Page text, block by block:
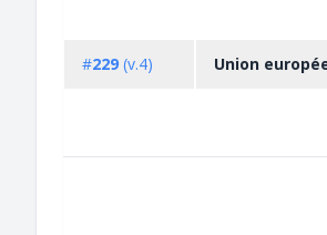
#229 (v.4) Union